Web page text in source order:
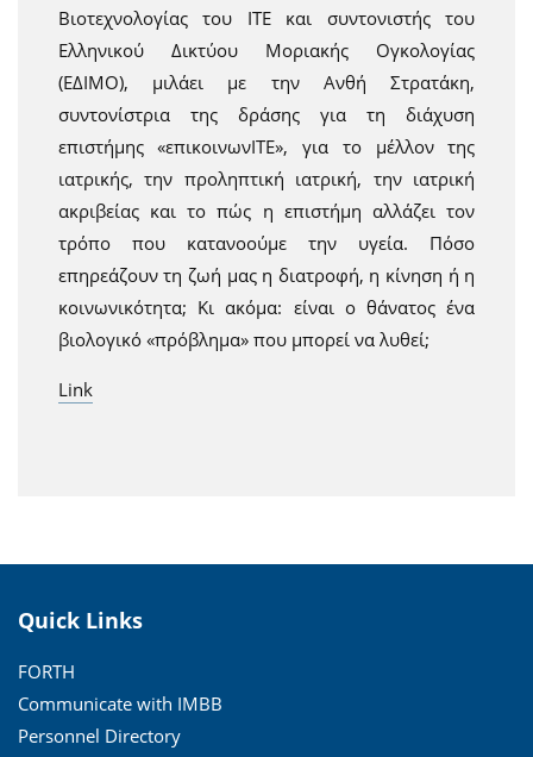
Βιοτεχνολογίας του ΙΤΕ και συντονιστής του
Ελληνικού Δικτύου Μοριακής Ογκολογίας
(ΕΔΙΜΟ), μιλάει με την Ανθή Στρατάκη,
συντονίστρια της δράσης για τη διάχυση
επιστήμης «επικοινωνΙΤΕ», για το μέλλον της
ιατρικής, την προληπτική ιατρική, την ιατρική
ακριβείας και το πώς η επιστήμη αλλάζει τον
τρόπο που κατανοούμε την υγεία. Πόσο
επηρεάζουν τη ζωή μας η διατροφή, η κίνηση ή η
κοινωνικότητα; Κι ακόμα: είναι ο θάνατος ένα
βιολογικό «πρόβλημα» που μπορεί να λυθεί;
Link
Quick Links
FORTH
Communicate with IMBB
Personnel Directory